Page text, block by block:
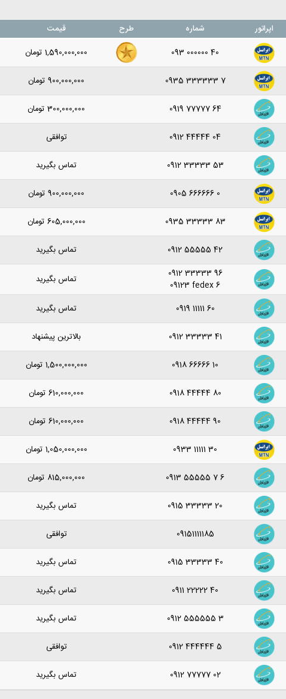
اپراتور
شماره طرح قیمت
093 000000 40
1,590,000,000 تومان
0935 333333 7
900,000,000 تومان
0919 77777 64
300,000,000 تومان
0912 44444 04 توافقی
0912 33333 53 تماس بگیرید
0905 666666 0
900,000,000 تومان
0935 33333 83
605,000,000 تومان
0912 55555 42 تماس بگیرید
0912 33333 96
09123 fedex 6
تماس بگیرید
0919 11111 60 تماس بگیرید
0912 33333 41 بالاترین پیشنهاد
0918 66666 10
1,500,000,000 تومان
0918 44444 80
610,000,000 تومان
0918 44444 90
610,000,000 تومان
0933 11111 30
1,050,000,000 تومان
0913 55555 7 6
815,000,000 تومان
0915 33333 20 تماس بگیرید
09151111185 توافقی
0915 33333 40 تماس بگیرید
0911 22222 40 تماس بگیرید
0912 555555 3 تماس بگیرید
0912 444444 5 توافقی
0912 77777 02 تماس بگیرید